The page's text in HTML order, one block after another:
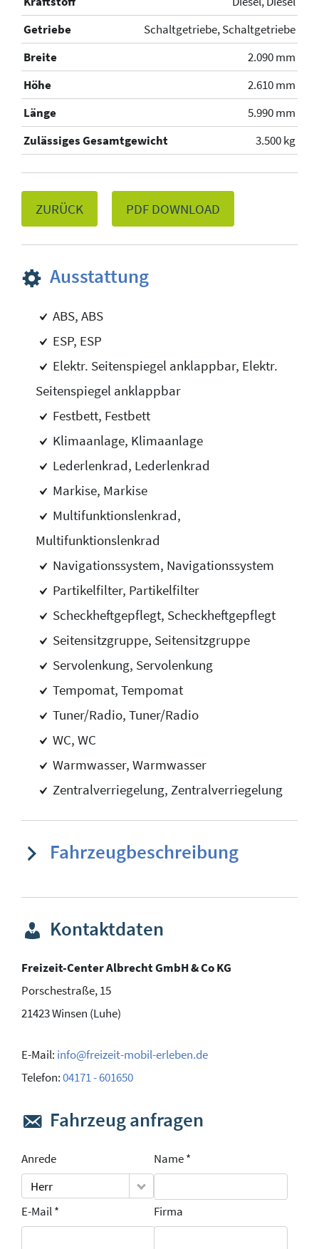
Getriebe
Schaltgetriebe, Schaltgetriebe
Breite
2.090 mm
Höhe
2.610 mm
Länge
5.990 mm
Zulässiges Gesamtgewicht
3.500 kg
ZURÜCK PDF DOWNLOAD
Ausstattung
ABS, ABS
ESP, ESP
Elektr. Seitenspiegel anklappbar, Elektr.
Seitenspiegel anklappbar
Festbett, Festbett
Klimaanlage, Klimaanlage
Lederlenkrad, Lederlenkrad
Markise, Markise
Multifunktionslenkrad,
Multifunktionslenkrad
Navigationssystem, Navigationssystem
Partikelfilter, Partikelfilter
Scheckheftgepflegt, Scheckheftgepflegt
Seitensitzgruppe, Seitensitzgruppe
Servolenkung, Servolenkung
Tempomat, Tempomat
Tuner/Radio, Tuner/Radio
WC, WC
Warmwasser, Warmwasser
Zentralverriegelung, Zentralverriegelung
Fahrzeugbeschreibung
Kontaktdaten
Freizeit-Center Albrecht GmbH & Co KG
Porschestraße, 15
21423Winsen (Luhe)
E-Mail: info@freizeit-mobil-erleben.de
Telefon:04171 - 601650
Fahrzeug anfragen
Anrede
Herr
Name *
E-Mail * Firma